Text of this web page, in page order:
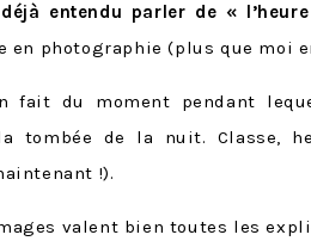
entendu parler de «
en photographie (plus que moi
fait du moment pendant
tombée de la nuit. Classe,
!).
valent bien toutes les